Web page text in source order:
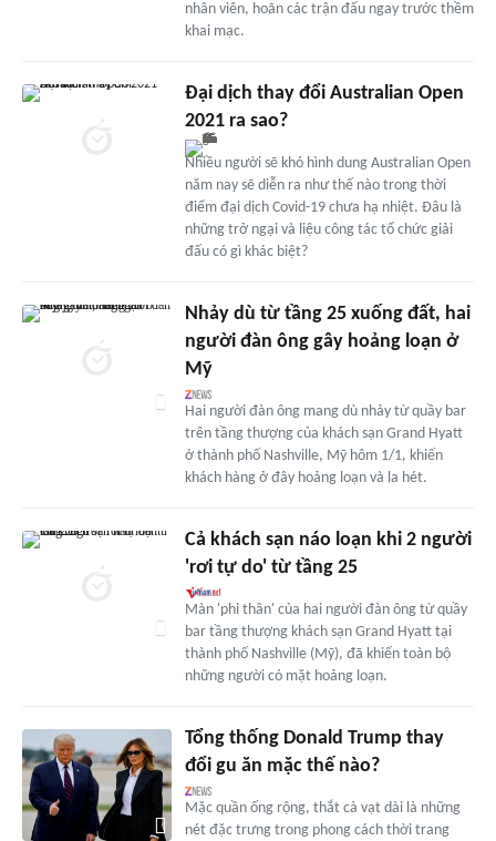
nhân viên, hoãn các trận đấu ngay trước thềm
khai mạc.
Đại dịch thay đổi Australian Open
2021 ra sao?
Nhiều người sẽ khó hình dung Australian Open
năm nay sẽ diễn ra như thế nào trong thời
điểm đại dịch Covid-19 chưa hạ nhiệt. Đâu là
những trở ngại và liệu công tác tổ chức giải
đấu có gì khác biệt?
Nhảy dù từ tầng 25 xuống đất, hai
người đàn ông gây hoảng loạn ở
Mỹ
Hai người đàn ông mang dù nhảy từ quầy bar
trên tầng thượng của khách sạn Grand Hyatt
ở thành phố Nashville, Mỹ hôm 1/1, khiến
khách hàng ở đây hoảng loạn và la hét.
Cả khách sạn náo loạn khi 2 người
'rơi tự do' từ tầng 25
Màn 'phi thân' của hai người đàn ông từ quầy
bar tầng thượng khách sạn Grand Hyatt tại
thành phố Nashville (Mỹ), đã khiến toàn bộ
những người có mặt hoảng loạn.
Tổng thống Donald Trump thay
đổi gu ăn mặc thế nào?
Mặc quần ống rộng, thắt cà vạt dài là những
nét đặc trưng trong phong cách thời trang